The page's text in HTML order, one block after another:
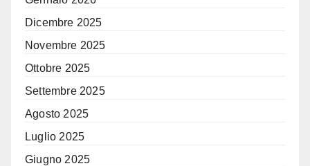
Dicembre 2025
Novembre 2025
Ottobre 2025
Settembre 2025
Agosto 2025
Luglio 2025
Giugno 2025